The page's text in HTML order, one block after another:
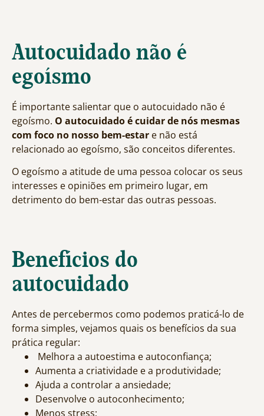
Autocuidado não é
egoísmo
É importante salientar que o autocuidado não é
egoísmo. O autocuidado é cuidar de nós mesmas
com foco no nosso bem-estar e não está
relacionado ao egoísmo, são conceitos diferentes.
O egoísmo a atitude de uma pessoa colocar os seus
interesses e opiniões em primeiro lugar, em
detrimento do bem-estar das outras pessoas.
Benefícios do
autocuidado
Antes de percebermos como podemos praticá-lo de
forma simples, vejamos quais os benefícios da sua
prática regular:
Melhora a autoestima e autoconfiança;
Aumenta a criatividade e a produtividade;
Ajuda a controlar a ansiedade;
Desenvolve o autoconhecimento;
Menos stress;